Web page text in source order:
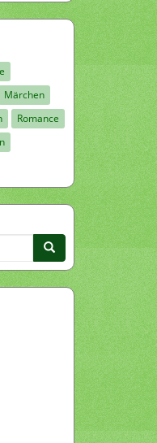
Märchen
Romance